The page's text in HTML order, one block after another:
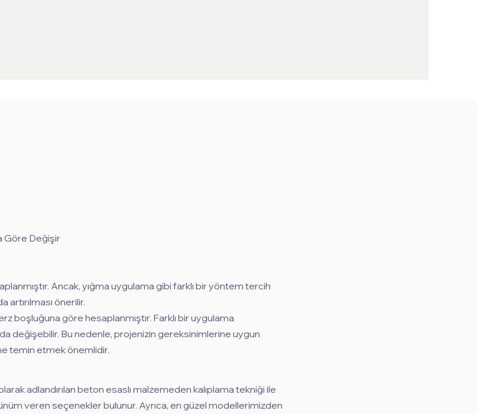
Göre Değişir
Ancak, yığma uygulama gibi farklı bir yöntem tercih
artırılması önerilir.
boşluğuna göre hesaplanmıştır. Farklı bir uygulama
değişebilir. Bu nedenle, projenizin gereksinimlerine uygun
temin etmek önemlidir.
adlandırılan beton esaslı malzemeden kalıplama tekniği ile
veren seçenekler bulunur. Ayrıca, en güzel modellerimizden